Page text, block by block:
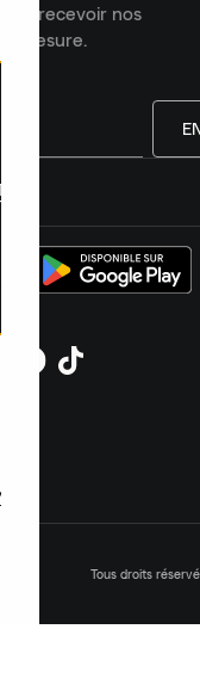
et recevoir nos
mesure.
Tous droits